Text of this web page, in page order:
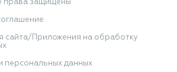
права защищены
сайта/Приложения на обработку
персональных данных